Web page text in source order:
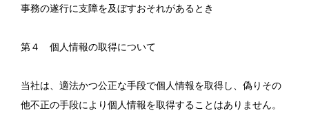
事務の遂行に支障を及ぼすおそれがあるとき
第４ 個人情報の取得について
当社は、適法かつ公正な手段で個人情報を取得し、偽りその
他不正の手段により個人情報を取得することはありません。